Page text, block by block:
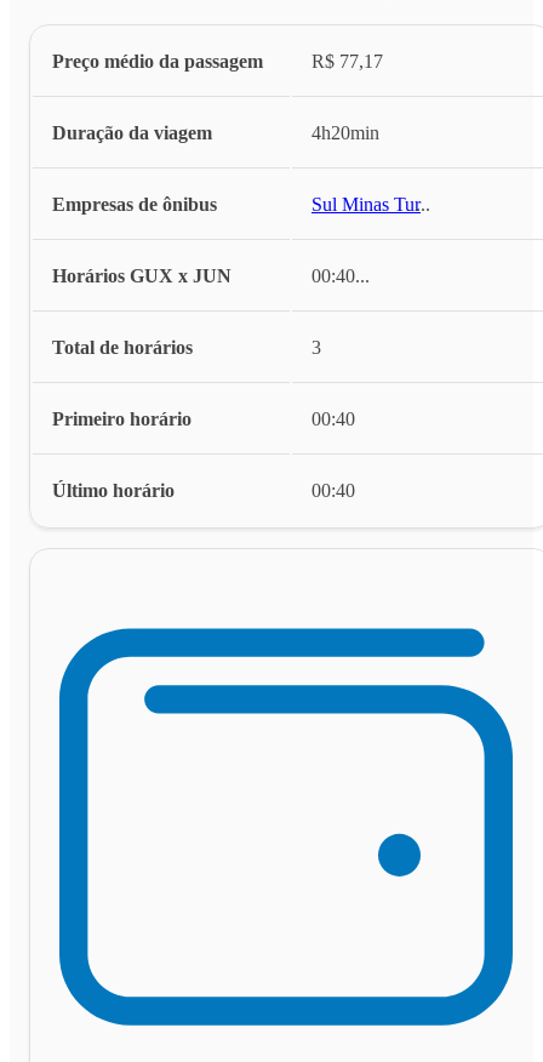
Preço médio da passagem R$ 77,17
Duração da viagem 4h20min
Empresas de ônibus Sul Minas Tur...
Horários GUX x JUN 00:40...
Total de horários 3
Primeiro horário 00:40
Último horário 00:40